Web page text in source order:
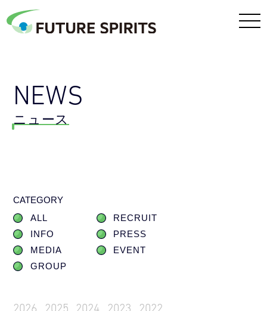
NEWS
ニュース
CATEGORY
ALL
RECRUIT
INFO
PRESS
MEDIA
EVENT
GROUP
2026 2025 2024 2023
2022